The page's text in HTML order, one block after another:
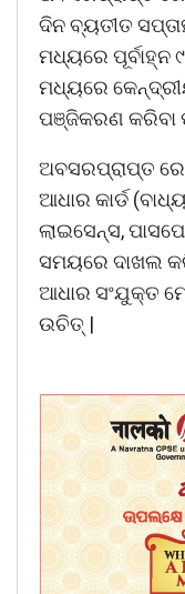
ଦିନ ବ୍ୟତୀତ
ମଧ୍ୟରେ ପୂର୍ବାହ୍ନ
ମଧ୍ୟରେ
ପଞ୍ଜିକରଣ କରିବା
ଅବସରପ୍ରାପ୍ତ
ଆଧାର କାର୍ଡ
ଲାଇସେନ୍ସ,
ସମୟରେ ଦାଖଲ
ଆଧାର ସଂଯୁକ୍ତ
ଉଚିତ୍ |